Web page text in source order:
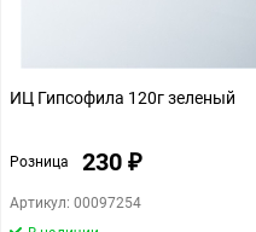
ИЦ Гипсофила 120г зеленый
Розница 230 ₽
Артикул: 00097254